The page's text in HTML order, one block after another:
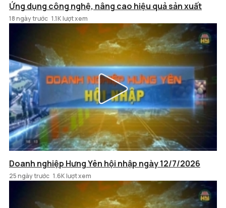
Ứng dụng công nghệ, nâng cao hiệu quả sản xuất
18 ngày trước 1.1K lượt xem
Doanh nghiệp Hưng Yên hội nhập ngày 12/7/2026
25 ngày trước 1.6K lượt xem